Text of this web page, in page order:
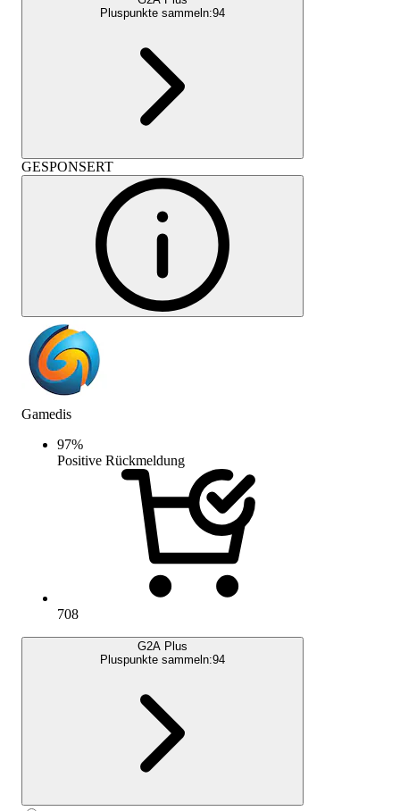
Pluspunkte sammeln:94
GESPONSERT
Gamedis
97%
Positive Rückmeldung
708
G2A Plus
Pluspunkte sammeln:94